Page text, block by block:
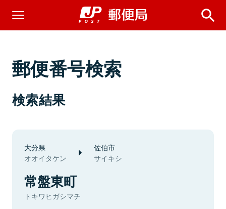
郵便番号検索
検索結果
大分県
オオイタケン
佐伯市
サイキシ
常盤東町
トキワヒガシマチ